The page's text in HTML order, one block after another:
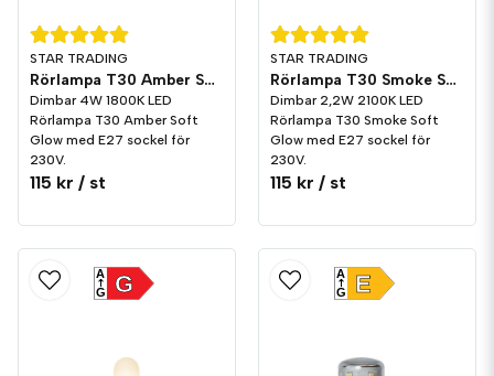
STAR TRADING
Rörlampa T30 Amber Soft Glow LED 200lm E27 1800K Dim
Dimbar 4W 1800K LED
Rörlampa T30 Amber Soft
Glow med E27 sockel för
230V.
115 kr / st
STAR TRADING
Rörlampa T30 Smoke Soft Glow LED 50lm E27 2100K Dim
Dimbar 2,2W 2100K LED
Rörlampa T30 Smoke Soft
Glow med E27 sockel för
230V.
115 kr / st
G
A
G E
A
G